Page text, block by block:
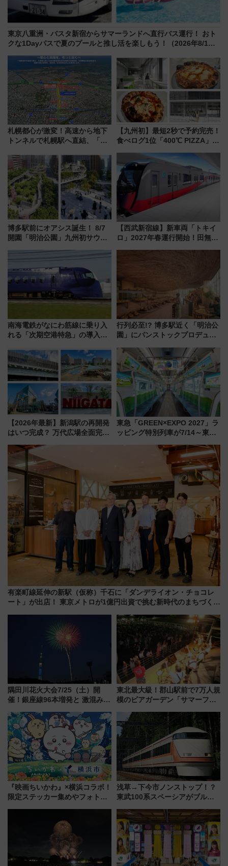
東京八重洲・バスタ新宿からサマーランドへ直行バス運行！ おト
クな1Dayパスで夏のプールと推し活を楽しもう！（2026年8/1～
札幌都心が激変！高速から地下
トンネルで札幌駅へ直結、「創
から本格着工、延長4.8km整備
事業の全貌
【九州初】最短2秒で予約完売！
食べログ1位「400℃ PIZZA」が
プン。もつ鍋風など限定メニュ
ーも
博多駅前にオアシス誕生！ 8/7
開園「明治公園」九州初サウナ
品グルメ登場で駅前の過ごし方
はどう変わる？
【西武新宿線】新車両「トキイ
ロ」2027年春運行開始！田無・
南海電鉄がなにわ筋線に乗り入
れる「次期空港特急」の導入を
日本初の鉄道デザイン
行列必至!? 博多駅近く「明治公
園」にパンストックプロデュー
オープン 秋からはビストロ営業
も！
【2026年最新】新潟駅の再開発
はいつ完成？ 万代広場全面完成
開発、バスタ新潟構想まで徹底
解説！
東急「GREEN×EXPO 2027」ラ
ッピング特別列車が7/14～東
ー！ 注目の編成やデザインまと
有楽町線延伸の新駅（仮称）千石に「ダンデライオン・チョコレ
ート」が出店！ 東京メトロが1億円出資で挑む新時代のまちづくり
隅田川花火大会7/25（土）開
催！銀座線96本増発と 激混みの
アクセス攻略法、2万発の花火が
都心の夜に！
東北最大級！郡山駅前で7万人規
模のビアガーデン「サマーフェ
7/24-26開催！ 有料席はJRE
MALLで予約可能
『映画ちいかわ』×横浜コラボ！
限定ステッカー集めやフォトス
募は7/12まで！）
浅草→下今市ノンストップ！？
東武100系スペーシアがブルー
ー当時の停車駅」を再現 運転
時刻や特急券の買い方を紹介